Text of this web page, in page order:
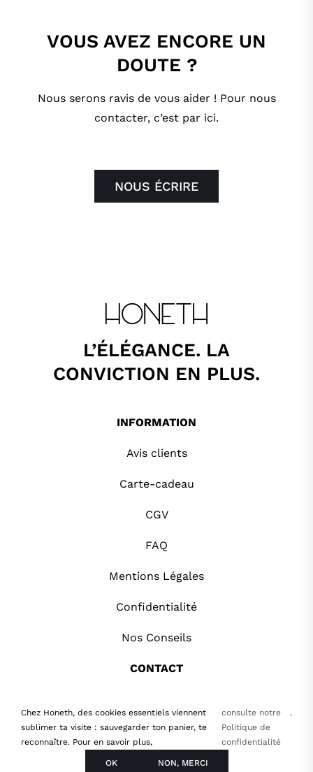
VOUS AVEZ ENCORE UN
DOUTE ?
Nous serons ravis de vous aider ! Pour nous
contacter, c’est par ici.
NOUS ÉCRIRE
L’ÉLÉGANCE. LA
CONVICTION EN PLUS.
INFORMATION
Avis clients
Carte-cadeau
CGV
FAQ
Mentions Légales
Confidentialité
Nos Conseils
CONTACT
Copyright Honeth.fr | Tous droits réservés |
Chez Honeth, des cookies essentiels viennent
sublimer ta visite : sauvegarder ton panier, te
reconnaître. Pour en savoir plus,
consulte notre
Politique de
confidentialité
.
OK NON, MERCI